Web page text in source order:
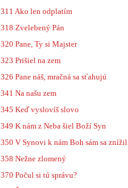
311 Ako len odplatím
318 Zvelebený Pán
320 Pane, Ty si Majster
323 Prišiel na zem
326 Pane náš, mračná sa sťahujú
341 Na našu zem
345 Keď vyslovíš slovo
349 K nám z Neba šiel Boží Syn
350 V Synovi k nám Boh sám sa znížil
358 Nežne zlomený
370 Počul si tú správu?